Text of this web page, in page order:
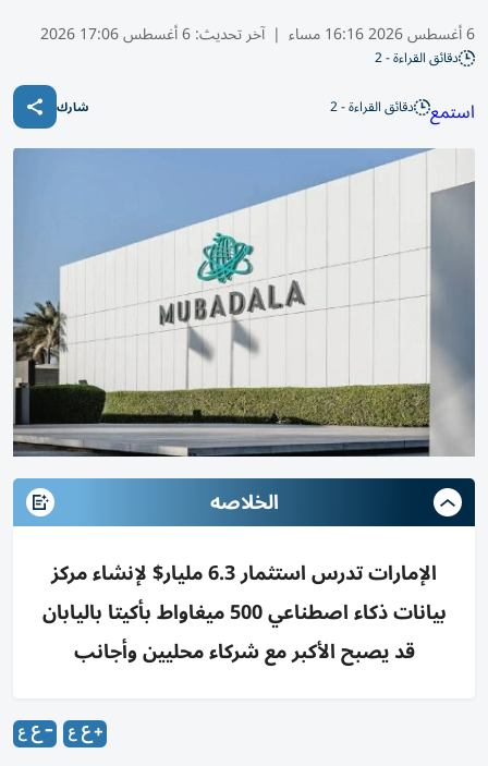
6 أغسطس 2026 16:16 مساء | آخر تحديث:6 أغسطس 17:06 2026
دقائق القراءة - 2
استمع دقائق القراءة - 2 شارك
الخلاصه
الإمارات تدرس استثمار 6.3 مليار$ لإنشاء مركز
بيانات ذكاء اصطناعي 500 ميغاواط بأكيتا باليابان
قد يصبح الأكبر مع شركاء محليين وأجانب